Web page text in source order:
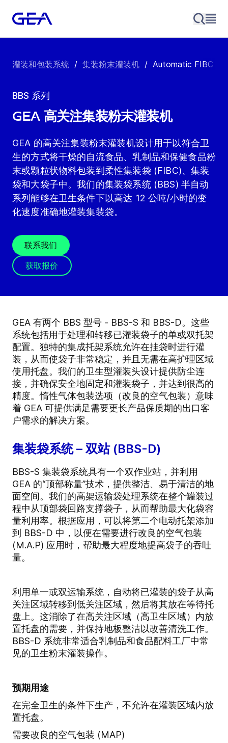
灌装和包装系统 / 集装粉末灌装机 / Automatic FIBC 灌
BBS 系列
GEA 高关注集装粉末灌装机
GEA 的高关注集装粉末灌装机设计用于以符合卫
生的方式将干燥的自流食品、乳制品和保健食品粉
末或颗粒状物料包装到柔性集装袋 (FIBC)、集装
袋和大袋子中。我们的集装袋系统 (BBS) 半自动
系列能够在卫生条件下以高达 12 公吨/小时的变
化速度准确地灌装集装袋。
联系我们
获取报价
GEA 有两个 BBS 型号 - BBS-S 和 BBS-D。这些
系统包括用于处理和转移已灌装袋子的单或双托架
配置。独特的集成托架系统允许在挂袋时进行灌
装，从而使袋子非常稳定，并且无需在高护理区域
使用托盘。我们的卫生型灌装头设计提供防尘连
接，并确保安全地固定和灌装袋子，并达到很高的
精度。惰性气体包装选项（改良的空气包装）意味
着 GEA 可提供满足需要更长产品保质期的出口客
户需求的解决方案。
集装袋系统 – 双站 (BBS-D)
BBS-S 集装袋系统具有一个双作业站，并利用
GEA 的“顶部称量”技术，提供整洁、易于清洁的地
面空间。我们的高架运输袋处理系统在整个罐装过
程中从顶部袋回路支撑袋子，从而帮助最大化袋容
量利用率。根据应用，可以将第二个电动托架添加
到 BBS-D 中，以便在需要进行改良的空气包装
(M.A.P) 应用时，帮助最大程度地提高袋子的吞吐
量。
利用单一或双运输系统，自动将已灌装的袋子从高
关注区域转移到低关注区域，然后将其放在等待托
盘上。这消除了在高关注区域（高卫生区域）内放
置托盘的需要，并保持地板整洁以改善清洗工作。
BBS-D 系统非常适合乳制品和食品配料工厂中常
见的卫生粉末灌装操作。
预期用途
在完全卫生的条件下生产，不允许在灌装区域内放
置托盘。
需要改良的空气包装 (MAP)